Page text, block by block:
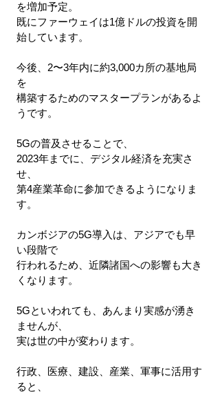
を増加予定。
既にファーウェイは1億ドルの投資を開
始しています。
今後、2〜3年内に約3,000カ所の基地局
を
構築するためのマスタープランがあるよ
うです。
5Gの普及させることで、
2023年までに、デジタル経済を充実さ
せ、
第4産業革命に参加できるようになりま
す。
カンボジアの5G導入は、アジアでも早
い段階で
行われるため、近隣諸国への影響も大き
くなります。
5Gといわれても、あんまり実感が湧き
ませんが、
実は世の中が変わります。
行政、医療、建設、産業、軍事に活用す
ると、